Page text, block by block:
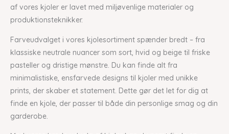
af vores kjoler er lavet med miljøvenlige materialer og
produktionsteknikker.
Farveudvalget i vores kjolesortiment spænder bredt – fra
klassiske neutrale nuancer som sort, hvid og beige til friske
pasteller og dristige mønstre. Du kan finde alt fra
minimalistiske, ensfarvede designs til kjoler med unikke
prints, der skaber et statement. Dette gør det let for dig at
finde en kjole, der passer til både din personlige smag og din
garderobe.